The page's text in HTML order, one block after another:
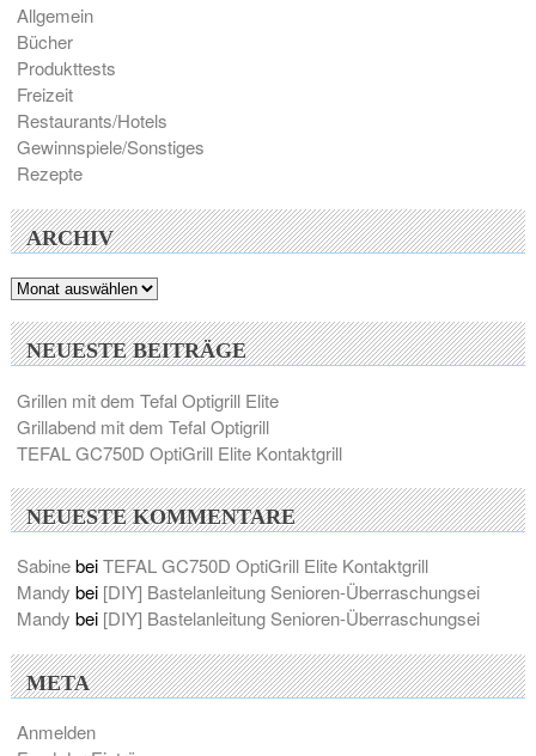
Allgemein
Bücher
Produkttests
Freizeit
Restaurants/Hotels
Gewinnspiele/Sonstiges
Rezepte
ARCHIV
Archiv
NEUESTE BEITRÄGE
Grillen mit dem Tefal Optigrill Elite
Grillabend mit dem Tefal Optigrill
TEFAL GC750D OptiGrill Elite Kontaktgrill
NEUESTE KOMMENTARE
SabinebeiTEFAL GC750D OptiGrill Elite Kontaktgrill
Mandy bei [DIY] Bastelanleitung Senioren-Überraschungsei
Mandy bei [DIY] Bastelanleitung Senioren-Überraschungsei
META
Anmelden